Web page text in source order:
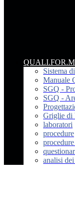
Sistema
Manuale
SGQ -
SGQ -
Griglie di
laboratori
procedure
analisi